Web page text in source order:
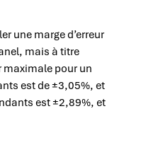
une marge d’erreur
mais à titre
maximale pour un
est de ±3,05%, et
est ±2,89%, et